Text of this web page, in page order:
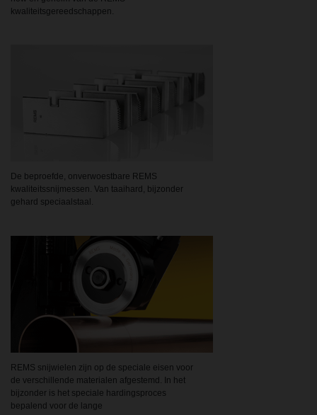
kwaliteitsgereedschappen.
De beproefde, onverwoestbare REMS
kwaliteitssnijmessen. Van taaihard, bijzonder
gehard speciaalstaal.
REMS snijwielen zijn op de speciale eisen voor
de verschillende materialen afgestemd. In het
bijzonder is het speciale hardingsproces
bepalend voor de lange